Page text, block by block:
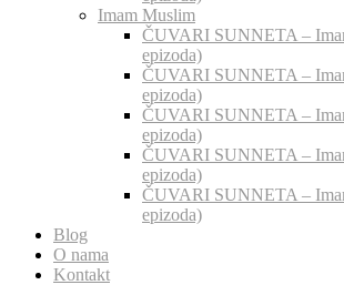
Imam Muslim
ČUVARI SUNNETA –
epizoda)
ČUVARI SUNNETA –
epizoda)
ČUVARI SUNNETA –
epizoda)
ČUVARI SUNNETA –
epizoda)
ČUVARI SUNNETA –
epizoda)
Blog
O nama
Kontakt